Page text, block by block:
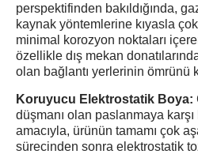
perspektifinden bakıldığında,
kaynak yöntemlerine kıyasla
minimal korozyon noktaları
özellikle dış mekan
olan bağlantı yerlerinin ömrünü
Koruyucu Elektrostatik Boya:
düşmanı olan paslanmaya
amacıyla, ürünün tamamı çok
sürecinden sonra elektrostatik